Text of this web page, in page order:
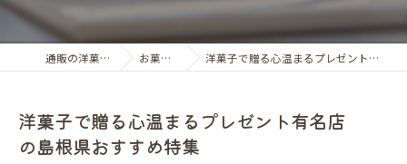
通販の洋菓子ならLiNZ お菓子の世界 洋菓子で贈る心温まるプレゼント有名店の島根県おすすめ特集
洋菓子で贈る心温まるプレゼント有名店
の島根県おすすめ特集